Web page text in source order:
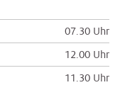
07.30 Uhr
12.00 Uhr
11.30 Uhr